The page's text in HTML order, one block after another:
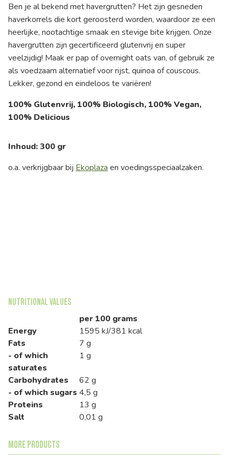
Ben je al bekend met havergrutten? Het zijn gesneden
haverkorrels die kort geroosterd worden, waardoor ze een
heerlijke, nootachtige smaak en stevige bite krijgen. Onze
havergrutten zijn gecertificeerd glutenvrij en super
veelzijdig! Maak er pap of overnight oats van, of gebruik ze
als voedzaam alternatief voor rijst, quinoa of couscous.
Lekker, gezond en eindeloos te variëren!
100% Glutenvrij, 100% Biologisch, 100% Vegan,
100% Delicious
Inhoud:300 gr
o.a. verkrijgbaar bij Ekoplaza en voedingsspeciaalzaken.
Nutritional Values
per 100 grams
Energy
1595 kJ/381 kcal
Fats
7 g
- of which
saturates
1 g
Carbohydrates
62 g
- of which sugars 4,5 g
Proteins
13 g
Salt
0,01 g
More products